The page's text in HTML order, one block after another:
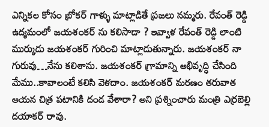
ఎన్నికల కోసం బ్రోకర్ గాళ్ళు మాట్లాడితే ప్రజలు నమ్మరు. రేవంత్ రెడ్డి
ఉద్యమంలో జయశంకర్ ను కలిసాడా ? ఇవ్వాళ రేవంత్ రెడ్డి లాంటి
ముర్కుడు జయశంకర్ గురించి మాట్లాడుతున్నారు. జయశంకర్ నా
గురువు…నేను కలిశాను. జయశంకర్ గ్రామాన్ని అభివృద్ధి చేసింది
మేము..కావాలంటే కలిసి వెళదాం. జయశంకర్ మరణం తరువాత
ఆయన చిత్ర పటానికి దండ వేశారా? అని ప్రశ్నించారు మంత్రి ఎర్రబెల్లి
దయాకర్ రావు.